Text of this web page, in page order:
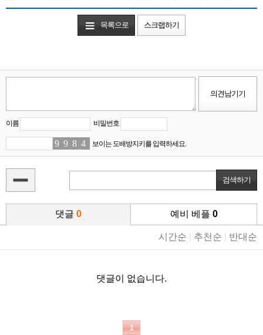
목록으로 스크랩하기
이름 비밀번호
99 95 86 40 보이는 도배방지키를 입력하세요.
댓글 0 예비 베플 0
시간순 추천순 반대순
댓글이 없습니다.
1